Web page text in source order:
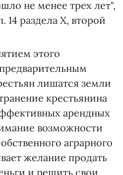
не менее трех лет",
14 раздела Х, второй
этого
лишатся земли
крестьянина
арендных
возможности
аграрного
желание продать
и решить свои